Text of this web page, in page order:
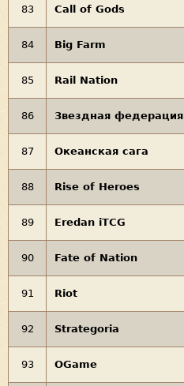
83 Call of Gods
84 Big Farm
85 Rail Nation
86 Звездная федерация
87 Океанская сага
88 Rise of Heroes
89 Eredan iTCG
90 Fate of Nation
91 Riot
92 Strategoria
93 OGame